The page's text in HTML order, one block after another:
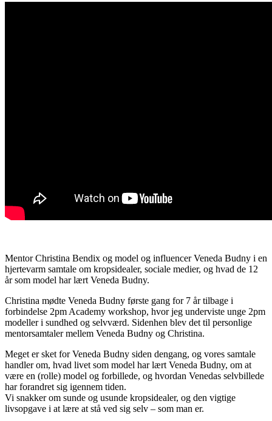
Mentor Christina Bendix og model og influencer Veneda Budny i en
hjertevarm samtale om kropsidealer, sociale medier, og hvad de 12
år som model har lært Veneda Budny.
Christina mødte Veneda Budny første gang for 7 år tilbage i
forbindelse 2pm Academy workshop, hvor jeg underviste unge 2pm
modeller i sundhed og selvværd. Sidenhen blev det til personlige
mentorsamtaler mellem Veneda Budny og Christina.
Meget er sket for Veneda Budny siden dengang, og vores samtale
handler om, hvad livet som model har lært Veneda Budny, om at
være en (rolle) model og forbillede, og hvordan Venedas selvbillede
har forandret sig igennem tiden.
Vi snakker om sunde og usunde kropsidealer, og den vigtige
livsopgave i at lære at stå ved sig selv – som man er.